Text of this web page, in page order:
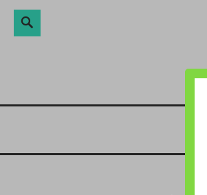
Direkt
Suche